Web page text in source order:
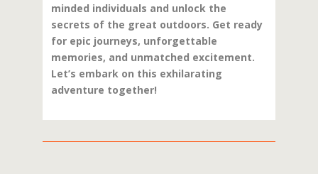
minded individuals and unlock the
secrets of the great outdoors. Get ready
for epic journeys, unforgettable
memories, and unmatched excitement.
Let’s embark on this exhilarating
adventure together!